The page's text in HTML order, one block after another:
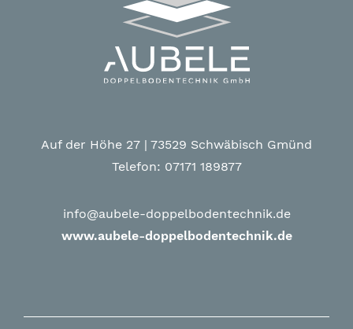
Auf der Höhe 27 | 73529 Schwäbisch Gmünd
Telefon: 07171 189877
info@aubele-doppelbodentechnik.de
www.aubele-doppelbodentechnik.de